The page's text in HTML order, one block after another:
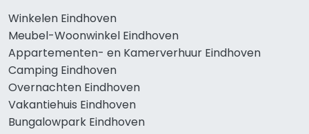
Winkelen Eindhoven
Meubel-Woonwinkel Eindhoven
Appartementen- en Kamerverhuur Eindhoven
Camping Eindhoven
Overnachten Eindhoven
Vakantiehuis Eindhoven
Bungalowpark Eindhoven